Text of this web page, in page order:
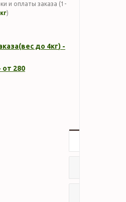
и оплаты заказа (1-
)
до 4кг) -
от 280